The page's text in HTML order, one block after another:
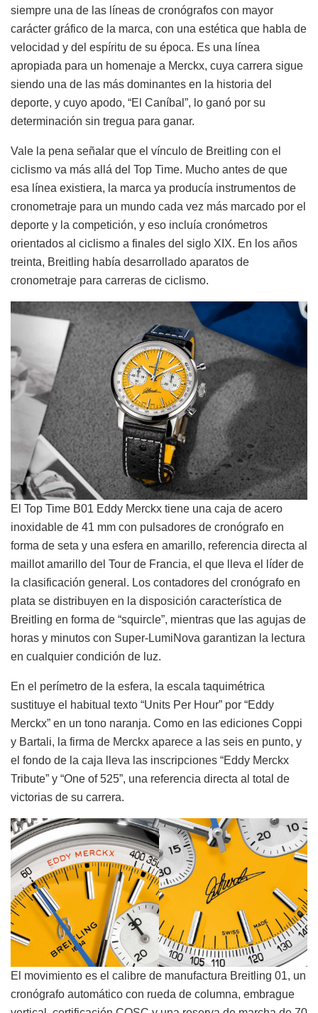
siempre una de las líneas de cronógrafos con mayor
carácter gráfico de la marca, con una estética que habla de
velocidad y del espíritu de su época. Es una línea
apropiada para un homenaje a Merckx, cuya carrera sigue
siendo una de las más dominantes en la historia del
deporte, y cuyo apodo, “El Caníbal”, lo ganó por su
determinación sin tregua para ganar.
Vale la pena señalar que el vínculo de Breitling con el
ciclismo va más allá del Top Time. Mucho antes de que
esa línea existiera, la marca ya producía instrumentos de
cronometraje para un mundo cada vez más marcado por el
deporte y la competición, y eso incluía cronómetros
orientados al ciclismo a finales del siglo XIX. En los años
treinta, Breitling había desarrollado aparatos de
cronometraje para carreras de ciclismo.
El Top Time B01 Eddy Merckx tiene una caja de acero
inoxidable de 41 mm con pulsadores de cronógrafo en
forma de seta y una esfera en amarillo, referencia directa al
maillot amarillo del Tour de Francia, el que lleva el líder de
la clasificación general. Los contadores del cronógrafo en
plata se distribuyen en la disposición característica de
Breitling en forma de “squircle”, mientras que las agujas de
horas y minutos con Super-LumiNova garantizan la lectura
en cualquier condición de luz.
En el perímetro de la esfera, la escala taquimétrica
sustituye el habitual texto “Units Per Hour” por “Eddy
Merckx” en un tono naranja. Como en las ediciones Coppi
y Bartali, la firma de Merckx aparece a las seis en punto, y
el fondo de la caja lleva las inscripciones “Eddy Merckx
Tribute” y “One of 525”, una referencia directa al total de
victorias de su carrera.
El movimiento es el calibre de manufactura Breitling 01, un
cronógrafo automático con rueda de columna, embrague